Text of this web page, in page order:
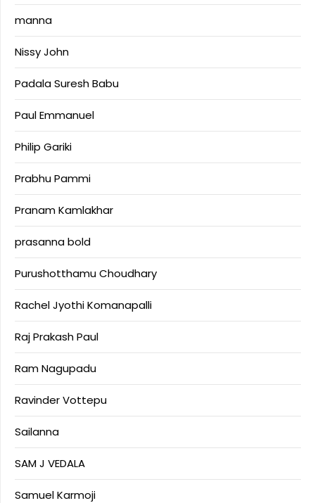
manna
Nissy John
Padala Suresh Babu
Paul Emmanuel
Philip Gariki
Prabhu Pammi
Pranam Kamlakhar
prasanna bold
Purushotthamu Choudhary
Rachel Jyothi Komanapalli
Raj Prakash Paul
Ram Nagupadu
Ravinder Vottepu
Sailanna
SAM J VEDALA
Samuel Karmoji